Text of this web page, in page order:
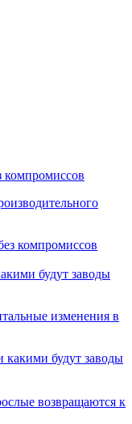
компромиссов
будут заводы
изменения в
возвращаются к